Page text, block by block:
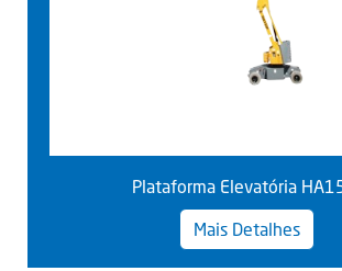
Plataforma Elevatória
Mais Detalhes